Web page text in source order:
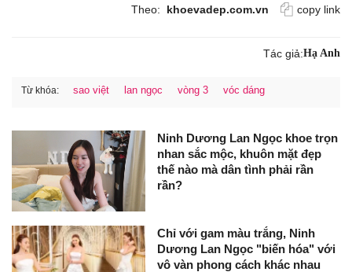
Theo: khoevadep.com.vn copy link
Tác giả:Hạ Anh
Từ khóa: sao việt lan ngọc vòng 3 vóc dáng
Ninh Dương Lan Ngọc khoe trọn
nhan sắc mộc, khuôn mặt đẹp
thế nào mà dân tình phải rần
rần?
Chỉ với gam màu trắng, Ninh
Dương Lan Ngọc "biến hóa" với
vô vàn phong cách khác nhau